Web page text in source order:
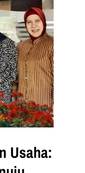
penjelasan
Definisi…
Usaha: